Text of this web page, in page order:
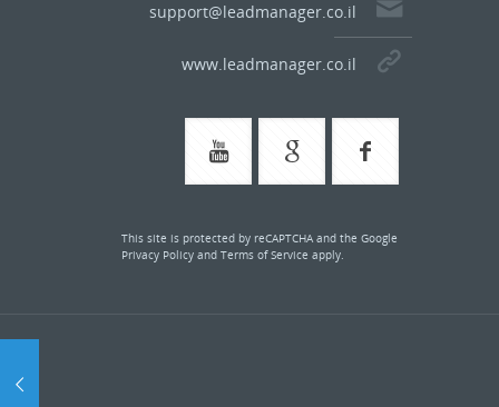
support@leadmanager.co.il
www.leadmanager.co.il
This site is protected by reCAPTCHA and the Google
Privacy Policy and Terms of Service apply.